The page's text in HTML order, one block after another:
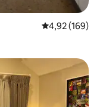
Évaluation
4,92 (169)